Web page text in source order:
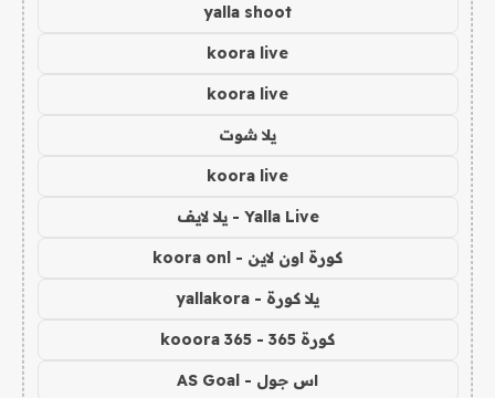
yalla shoot
koora live
koora live
يلا شوت
koora live
Yalla Live - يلا لايف
كورة اون لاين - koora onl
يلا كورة - yallakora
كورة 365 - kooora 365
اس جول - AS Goal